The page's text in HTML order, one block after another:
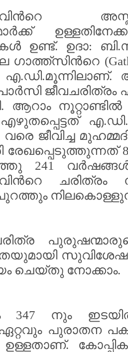
ഉണ്ട്. ഉദാ:
ഗാത്ത്സിന്‍റെ
എ.ഡി.മൂന്നിലാണ്.
ജീവചരിത്രം
ആറാം നൂറ്റാണ്ടില്‍
വരെ ജീവിച്ച
രേഖപ്പെടുത്തുന്നത്
241
ചരിത്രം
ചെയ്തു നോക്കാം.
347 നും
പുരാതന
ഉള്ളതാണ്.